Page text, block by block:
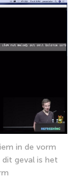
in de vorm
geval is het